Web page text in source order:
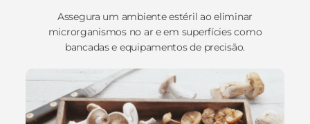
Assegura um ambiente estéril ao eliminar
microrganismos no ar e em superfícies como
bancadas e equipamentos de precisão.